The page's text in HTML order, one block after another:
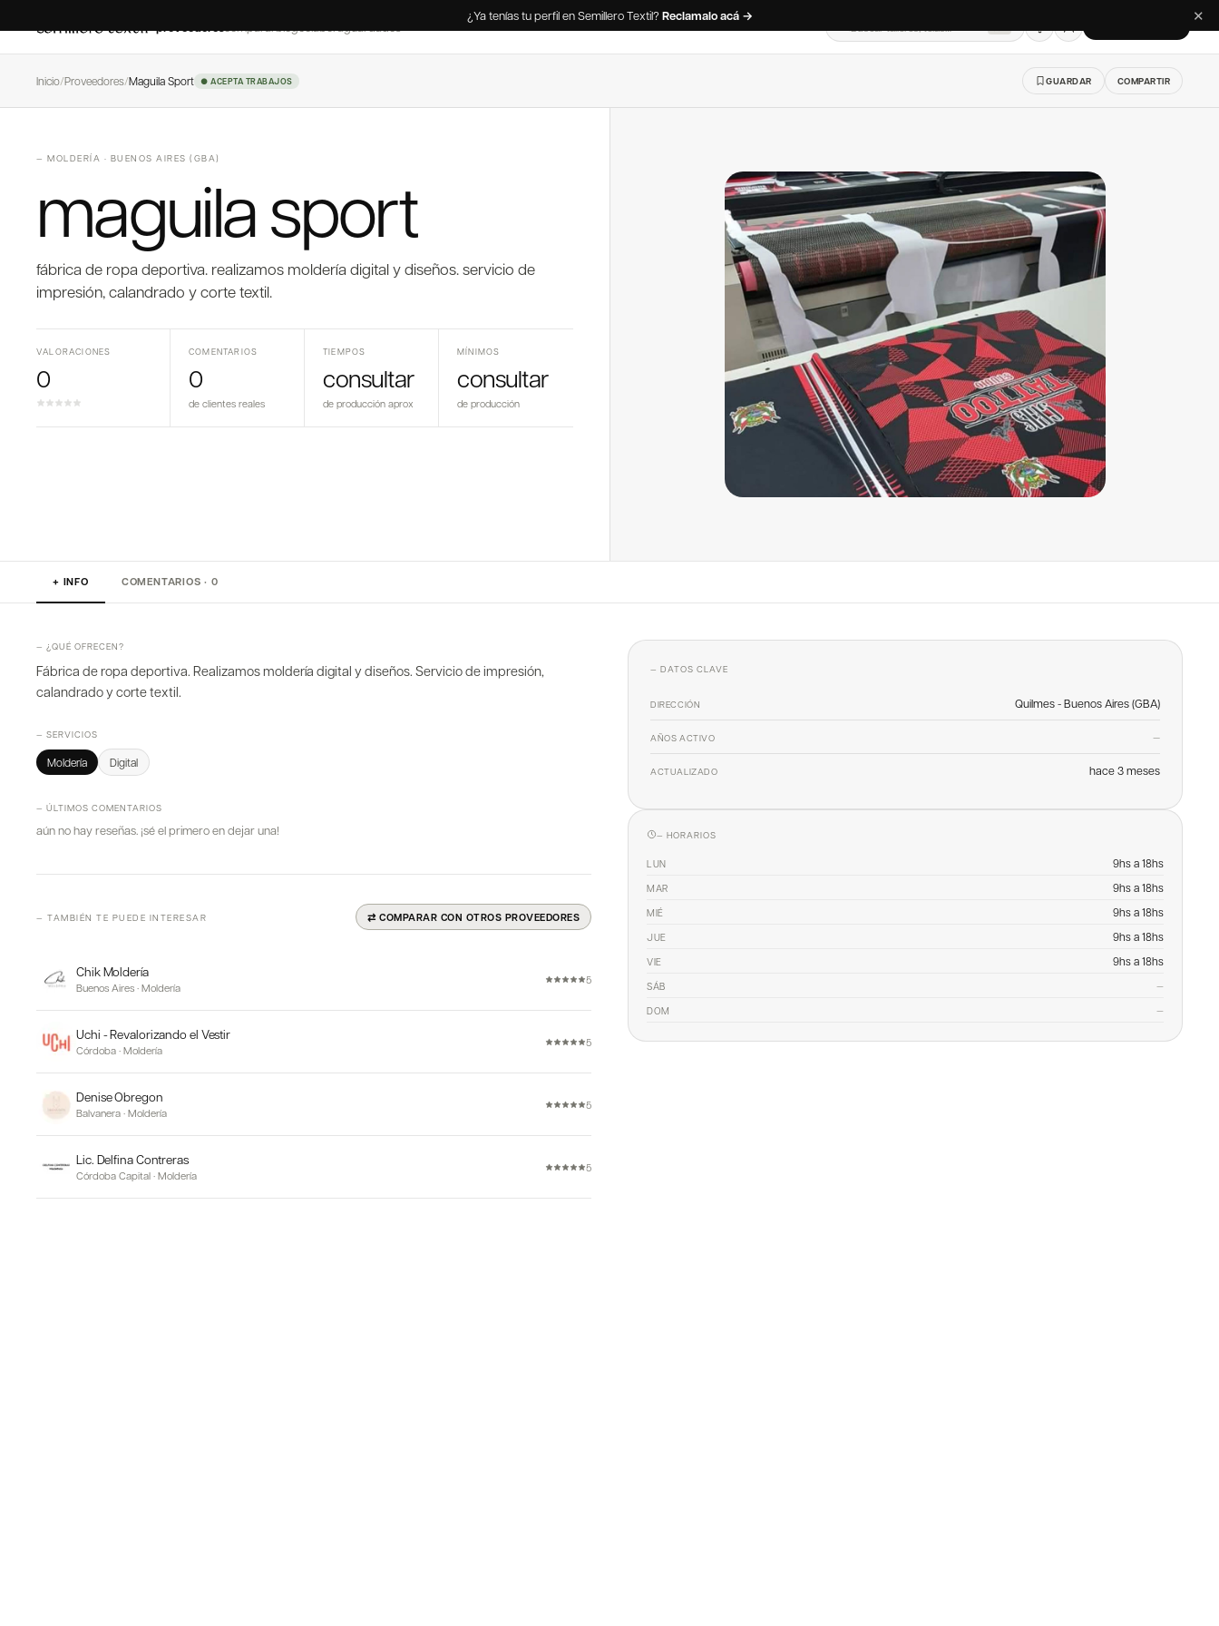
¿Ya tenías tu perfil en Semillero Textil? Reclamalo acá → ✕
Inicio/Proveedores/Maguila Sport ● ACEPTA TRABAJOS GUARDAR COMPARTIR
— MOLDERÍA · BUENOS AIRES (GBA)
maguila sport
fábrica de ropa deportiva. realizamos moldería digital y diseños. servicio de
impresión, calandrado y corte textil.
VALORACIONES
0
COMENTARIOS
0
de clientes reales
TIEMPOS
consultar
de producción aprox
MÍNIMOS
consultar
de producción
+ INFO COMENTARIOS · 0
— ¿QUÉ OFRECEN?
Fábrica de ropa deportiva. Realizamos moldería digital y diseños. Servicio de impresión,
calandrado y corte textil.
— SERVICIOS
Moldería Digital
— ÚLTIMOS COMENTARIOS
aún no hay reseñas. ¡sé el primero en dejar una!
— TAMBIÉN TE PUEDE INTERESAR ⇄ COMPARAR CON OTROS PROVEEDORES
Chik Moldería
Buenos Aires · Moldería
5
Uchi - Revalorizando el Vestir
Córdoba · Moldería
5
Denise Obregon
Balvanera · Moldería
5
Lic. Delfina Contreras
Córdoba Capital · Moldería
5
— DATOS CLAVE
DIRECCIÓN Quilmes - Buenos Aires (GBA)
AÑOS ACTIVO —
ACTUALIZADO hace 3 meses
— HORARIOS
LUN 9hs a 18hs
MAR 9hs a 18hs
MIÉ 9hs a 18hs
JUE 9hs a 18hs
VIE 9hs a 18hs
SÁB —
DOM —